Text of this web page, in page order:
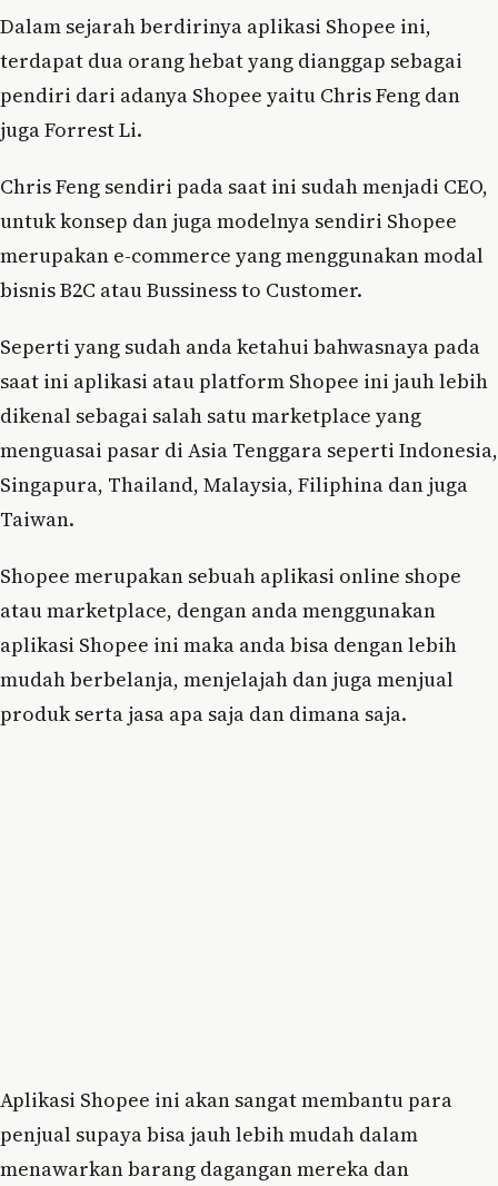
Dalam sejarah berdirinya aplikasi Shopee ini,
terdapat dua orang hebat yang dianggap sebagai
pendiri dari adanya Shopee yaitu Chris Feng dan
juga Forrest Li.
Chris Feng sendiri pada saat ini sudah menjadi CEO,
untuk konsep dan juga modelnya sendiri Shopee
merupakan e-commerce yang menggunakan modal
bisnis B2C atau Bussiness to Customer.
Seperti yang sudah anda ketahui bahwasnaya pada
saat ini aplikasi atau platform Shopee ini jauh lebih
dikenal sebagai salah satu marketplace yang
menguasai pasar di Asia Tenggara seperti Indonesia,
Singapura, Thailand, Malaysia, Filiphina dan juga
Taiwan.
Shopee merupakan sebuah aplikasi online shope
atau marketplace, dengan anda menggunakan
aplikasi Shopee ini maka anda bisa dengan lebih
mudah berbelanja, menjelajah dan juga menjual
produk serta jasa apa saja dan dimana saja.
Aplikasi Shopee ini akan sangat membantu para
penjual supaya bisa jauh lebih mudah dalam
menawarkan barang dagangan mereka dan